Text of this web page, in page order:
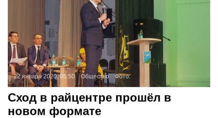
22 января 2020, 05:50 Общество Фото:
Сход в райцентре прошёл в
новом формате